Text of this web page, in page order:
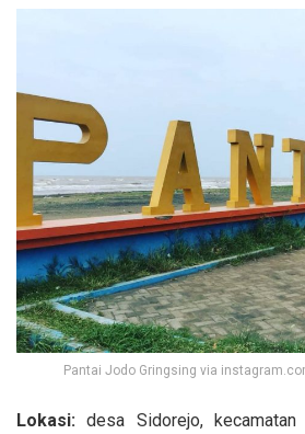
Pantai Jodo Gringsing via
Lokasi:desa Sidorejo, kecamatan